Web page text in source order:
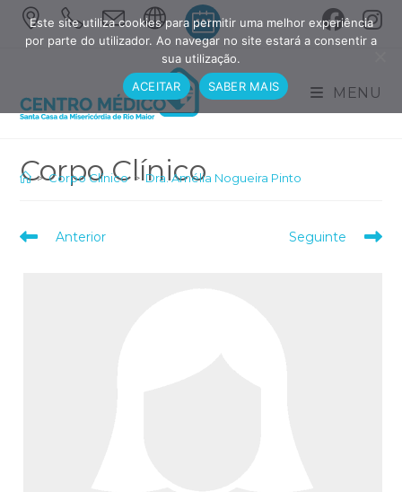
Skip
MENU
> Corpo Clínico > Dra. Amélia Nogueira Pinto
Read
Anterior Seguinte
Este site utiliza cookies para permitir uma melhor experiência
por parte do utilizador. Ao navegar no site estará a consentir a
sua utilização.
ACEITAR
SABER MAIS